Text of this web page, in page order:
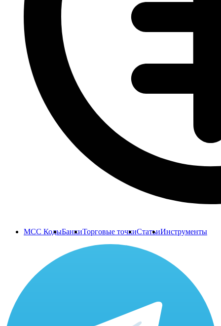
MCC КодыБанкиТорговые точкиСтатьиИнструменты